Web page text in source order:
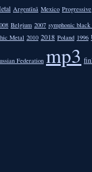
Argentīnā Mexico Progressive
Belgium 2007 symphonic
Metal 2010 2018 Poland 1996
Federation mp3